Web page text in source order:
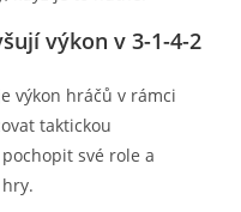
výkon v 3-1-4-2
výkon hráčů v rámci
taktickou
své role a